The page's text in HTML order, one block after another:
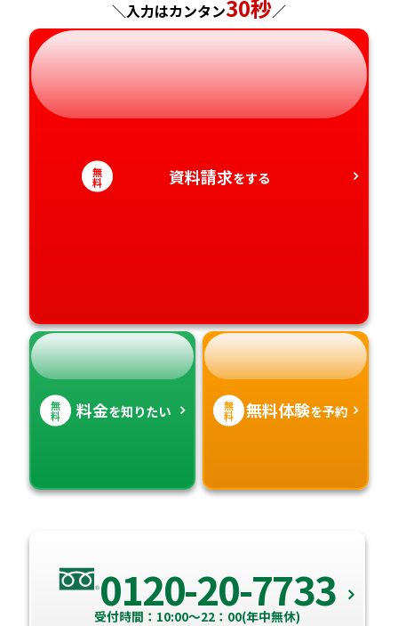
岐阜県
静岡県
奈良県
和歌山県
山口県
徳島県
愛媛県
大分県
鹿児島県
＼入力はカンタン30秒／
無
料 資料請求をする
無
料 料金を知りたい 無
料 無料体験を予約
0120-20-7733
受付時間：10:00～22：00(年中無休)